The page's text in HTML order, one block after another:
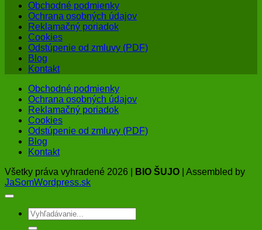
Obchodné podmienky
Ochrana osobných údajov
Reklamačný poriadok
Cookies
Odstúpenie od zmluvy (PDF)
Blog
Kontakt
Obchodné podmienky
Ochrana osobných údajov
Reklamačný poriadok
Cookies
Odstúpenie od zmluvy (PDF)
Blog
Kontakt
Všetky práva vyhradené 2026 |
BIO ŠUJO | Assembled by
JaSomWordpress.sk
Hľadať: